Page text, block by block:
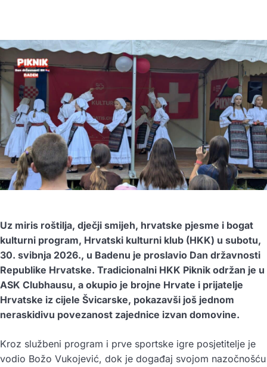
Uz miris roštilja, dječji smijeh, hrvatske pjesme i bogat
kulturni program, Hrvatski kulturni klub (HKK) u subotu,
30. svibnja 2026., u Badenu je proslavio Dan državnosti
Republike Hrvatske. Tradicionalni HKK Piknik održan je u
ASK Clubhausu, a okupio je brojne Hrvate i prijatelje
Hrvatske iz cijele Švicarske, pokazavši još jednom
neraskidivu povezanost zajednice izvan domovine.
Kroz službeni program i prve sportske igre posjetitelje je
vodio Božo Vukojević, dok je događaj svojom nazočnošću